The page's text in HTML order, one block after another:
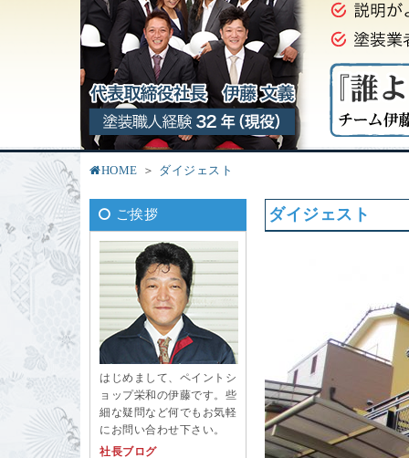
HOME ダイジェスト
ご挨拶
はじめまして、ペイントシ
ョップ栄和の伊藤です。些
細な疑問など何でもお気軽
にお問い合わせ下さい。
社長ブログ
ダイジェスト